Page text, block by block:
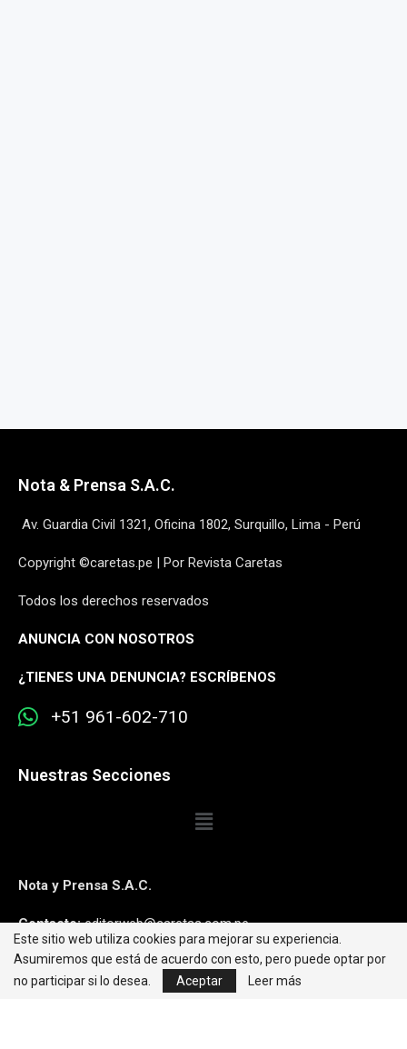
Nota & Prensa S.A.C.
Av. Guardia Civil 1321, Oficina 1802, Surquillo, Lima - Perú
Copyright ©caretas.pe | Por Revista Caretas
Todos los derechos reservados
ANUNCIA CON NOSOTROS
¿TIENES UNA DENUNCIA? ESCRÍBENOS
+51 961-602-710
Nuestras Secciones
Nota y Prensa S.A.C.
Contacto:editorweb@caretas.com.pe
Síguenos:
Este sitio web utiliza cookies para mejorar su experiencia.
Asumiremos que está de acuerdo con esto, pero puede optar por
no participar si lo desea.
Aceptar Leer más